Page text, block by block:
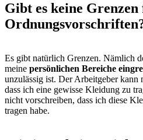
Gibt es keine
Es gibt natürlich Grenzen. Nämlich
meine persönlichen Bereiche
unzulässig ist. Der Arbeitgeber kann
dass ich eine gewisse Kleidung zu
nicht vorschreiben, dass ich diese
tragen habe.